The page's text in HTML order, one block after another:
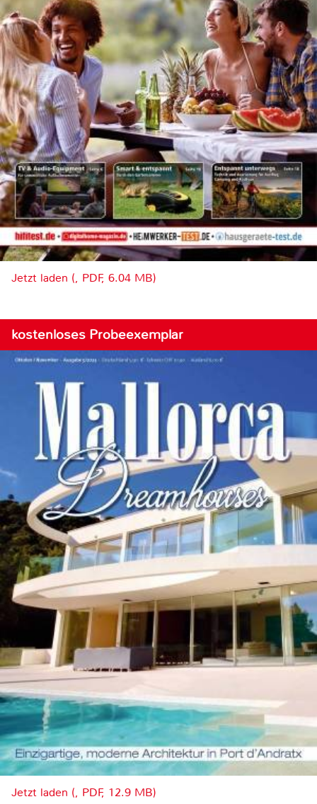
Jetzt laden (, PDF, 6.04 MB)
kostenloses Probeexemplar
Jetzt laden (, PDF, 12.9 MB)